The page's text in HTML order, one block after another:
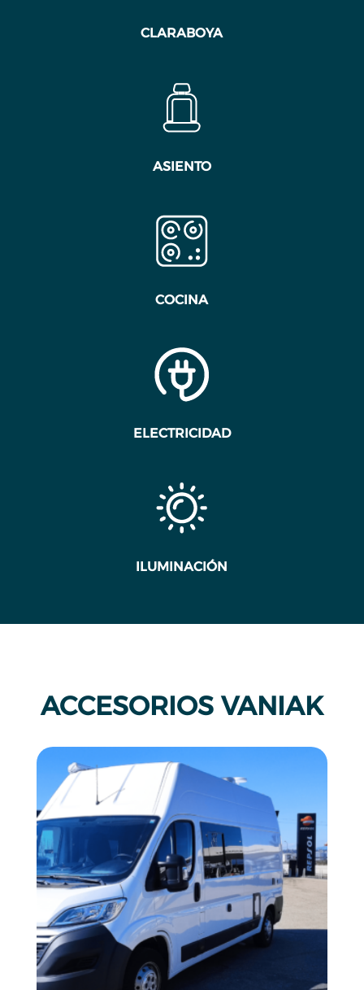
CLARABOYA
ASIENTO
COCINA
ELECTRICIDAD
ILUMINACIÓN
ACCESORIOS VANIAK